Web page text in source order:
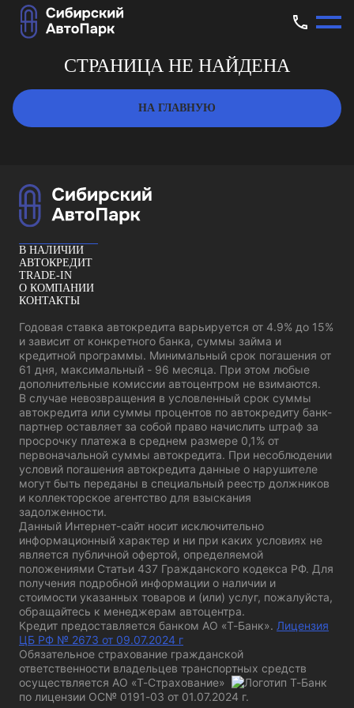
СТРАНИЦА НЕ НАЙДЕНА
НА ГЛАВНУЮ
В НАЛИЧИИ
АВТОКРЕДИТ
TRADE-IN
О КОМПАНИИ
КОНТАКТЫ
Годовая ставка автокредита варьируется от 4.9% до 15%
и зависит от конкретного банка, суммы займа и
кредитной программы. Минимальный срок погашения от
61 дня, максимальный - 96 месяца. При этом любые
дополнительные комиссии автоцентром не взимаются.
В случае невозвращения в условленный срок суммы
автокредита или суммы процентов по автокредиту банк-
партнер оставляет за собой право начислить штраф за
просрочку платежа в среднем размере 0,1% от
первоначальной суммы автокредита. При несоблюдении
условий погашения автокредита данные о нарушителе
могут быть переданы в специальный реестр должников
и коллекторское агентство для взыскания
задолженности.
Данный Интернет-сайт носит исключительно
информационный характер и ни при каких условиях не
является публичной офертой, определяемой
положениями Статьи 437 Гражданского кодекса РФ. Для
получения подробной информации о наличии и
стоимости указанных товаров и (или) услуг, пожалуйста,
обращайтесь к менеджерам автоцентра.
Кредит предоставляется банком АО «Т-Банк». Лицензия
ЦБ РФ № 2673 от 09.07.2024 г
Обязательное страхование гражданской
ответственности владельцев транспортных средств
осуществляется АО «Т-Страхование»
по лицензии ОС№ 0191-03 от 01.07.2024 г.